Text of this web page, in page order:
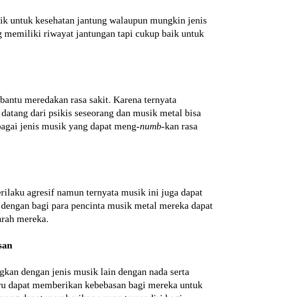
untuk kesehatan jantung walaupun mungkin jenis
memiliki riwayat jantungan tapi cukup baik untuk
meredakan rasa sakit. Karena ternyata
dari psikis seseorang dan musik metal bisa
jenis musik yang dapat meng-numb-kan rasa
agresif namun ternyata musik ini juga dapat
bagi para pencinta musik metal mereka dapat
mereka.
dengan jenis musik lain dengan nada serta
dapat memberikan kebebasan bagi mereka untuk